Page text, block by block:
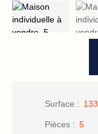
Surface : 133
Pièces : 5